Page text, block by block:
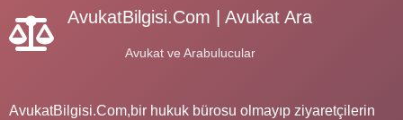
AvukatBilgisi.Com | Avukat Ara
Avukat ve Arabulucular
AvukatBilgisi.Com,bir hukuk bürosu olmayıp ziyaretçilerin